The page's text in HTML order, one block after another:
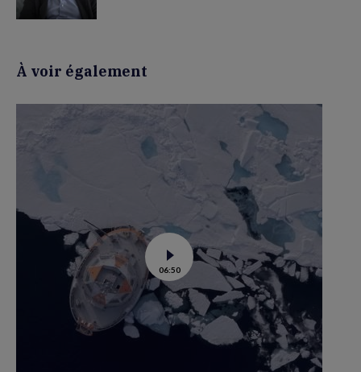
À voir également
Voir
la
vidéo
de
Tara
Polar
station
:
06:50